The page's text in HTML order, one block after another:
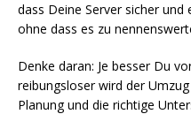
dass Deine Server sicher
ohne dass es zu
Denke daran: Je besser Du
reibungsloser wird der
Planung und die richtige